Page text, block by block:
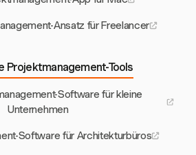
Ansatz für Freelancer
Projektmanagement-Tools
Software für kleine
Unternehmen
Software für Architekturbüros